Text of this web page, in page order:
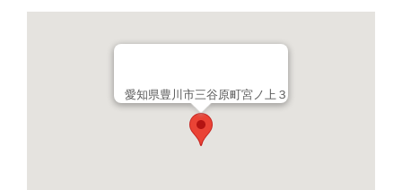
愛知県豊川市三谷原町宮ノ上３